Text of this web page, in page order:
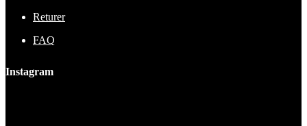
Returer
FAQ
Instagram